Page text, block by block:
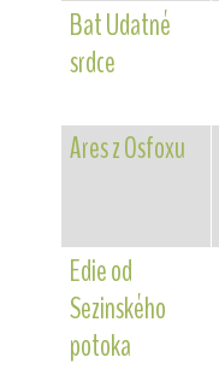
Bat Udatné
srdce
Ares z Osfoxu
Edie od
Sezinského
potoka